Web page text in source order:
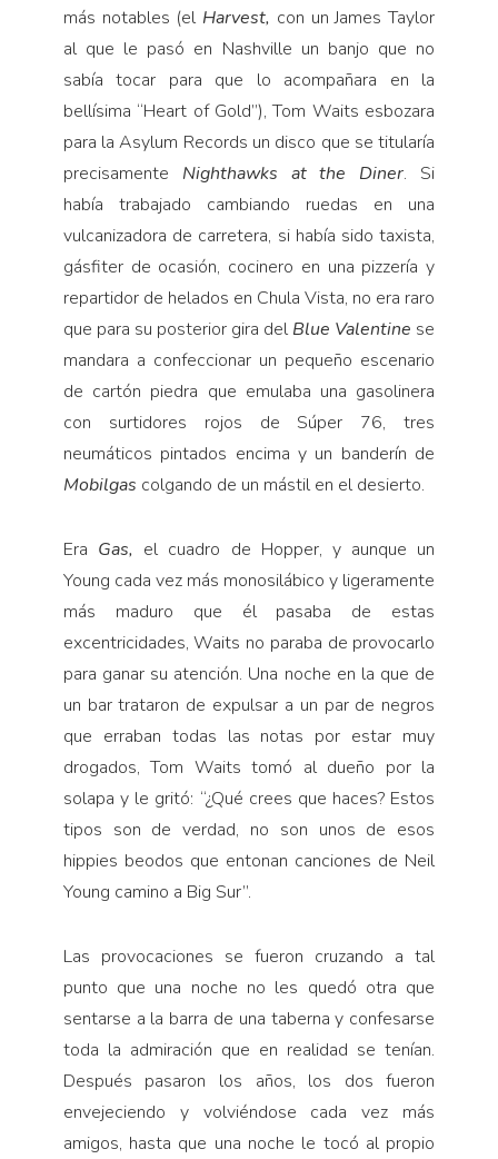
más notables (el Harvest, con un James Taylor
al que le pasó en Nashville un banjo que no
sabía tocar para que lo acompañara en la
bellísima “Heart of Gold”), Tom Waits esbozara
para la Asylum Records un disco que se titularía
precisamente Nighthawks at the Diner. Si
había trabajado cambiando ruedas en una
vulcanizadora de carretera, si había sido taxista,
gásfiter de ocasión, cocinero en una pizzería y
repartidor de helados en Chula Vista, no era raro
que para su posterior gira del Blue Valentine se
mandara a confeccionar un pequeño escenario
de cartón piedra que emulaba una gasolinera
con surtidores rojos de Súper 76, tres
neumáticos pintados encima y un banderín de
Mobilgas colgando de un mástil en el desierto.
Era Gas, el cuadro de Hopper, y aunque un
Young cada vez más monosilábico y ligeramente
más maduro que él pasaba de estas
excentricidades, Waits no paraba de provocarlo
para ganar su atención. Una noche en la que de
un bar trataron de expulsar a un par de negros
que erraban todas las notas por estar muy
drogados, Tom Waits tomó al dueño por la
solapa y le gritó: “¿Qué crees que haces? Estos
tipos son de verdad, no son unos de esos
hippies beodos que entonan canciones de Neil
Young camino a Big Sur”.
Las provocaciones se fueron cruzando a tal
punto que una noche no les quedó otra que
sentarse a la barra de una taberna y confesarse
toda la admiración que en realidad se tenían.
Después pasaron los años, los dos fueron
envejeciendo y volviéndose cada vez más
amigos, hasta que una noche le tocó al propio